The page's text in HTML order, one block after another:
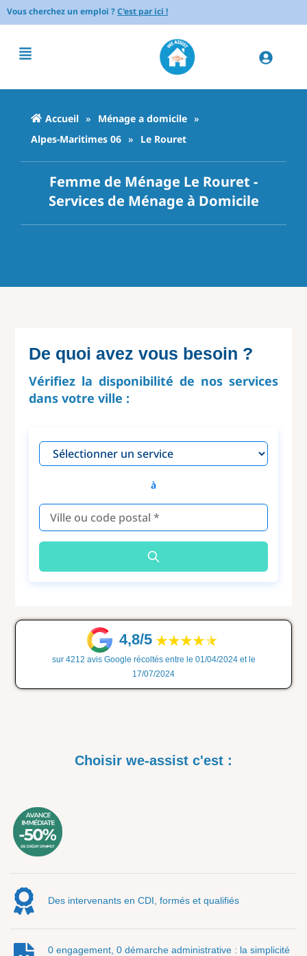
Vous cherchez un emploi ?C'est par ici !
Accueil » Ménage a domicile »
Alpes-Maritimes 06 » Le Rouret
Femme de Ménage Le Rouret -
Services de Ménage à Domicile
De quoi avez vous besoin ?
Vérifiez la disponibilité de nos services
dans votre ville :
à
4,8/5
sur 4212 avis Google récoltés entre le 01/04/2024 et le
17/07/2024
Choisir we-assist c'est :
Des intervenants en CDI, formés et qualifiés
0 engagement, 0 démarche administrative : la simplicité